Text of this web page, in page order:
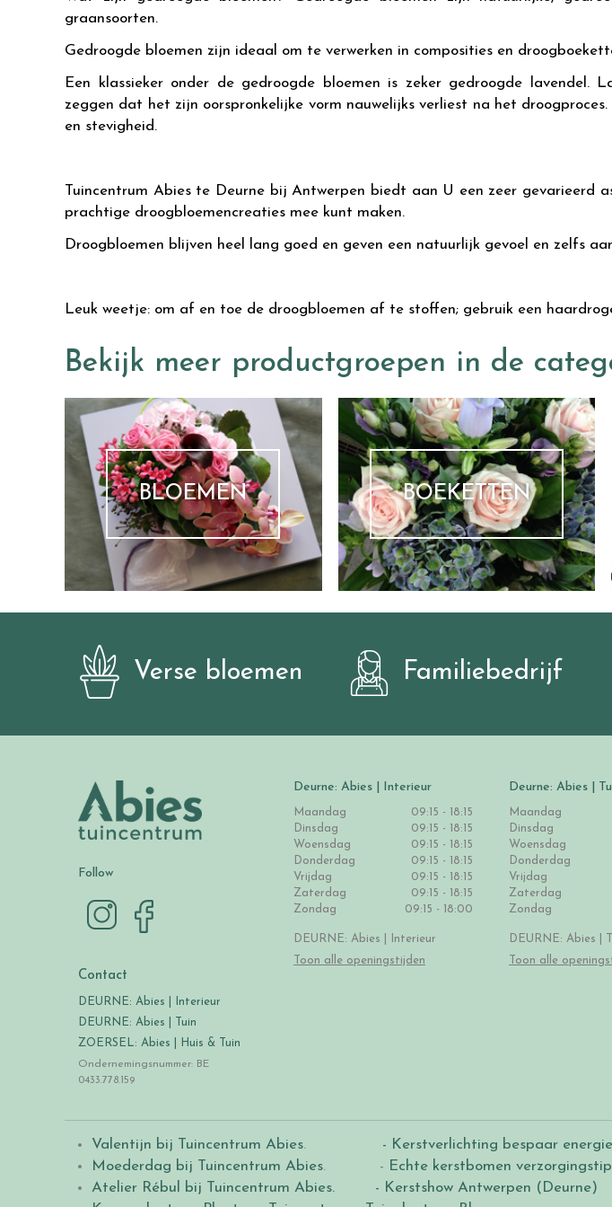
graansoorten.
Gedroogde bloemen zijn ideaal om te verwerken in composities en
Een klassieker onder de gedroogde bloemen is zeker gedroogde lavendel.
zeggen dat het zijn oorspronkelijke vorm nauwelijks verliest na het
en stevigheid.
Tuincentrum Abies te Deurne bij Antwerpen biedt aan U een zeer gevarieerd
prachtige droogbloemencreaties mee kunt maken.
Droogbloemen blijven heel lang goed en geven een natuurlijk gevoel en zelfs
Leuk weetje: om af en toe de droogbloemen af te stoffen; gebruik een
Bekijk meer productgroepen in de
BLOEMEN BOEKETTEN
Verse bloemen Familiebedrijf
Follow
Contact
DEURNE: Abies | Interieur
DEURNE: Abies | Tuin
ZOERSEL: Abies | Huis & Tuin
Ondernemingsnummer: BE
0433.778.159
Deurne: Abies | Interieur
Maandag
09:15 - 18:15
Dinsdag
09:15 - 18:15
Woensdag
09:15 - 18:15
Donderdag
09:15 - 18:15
Vrijdag
09:15 - 18:15
Zaterdag
09:15 - 18:15
Zondag
09:15 - 18:00
DEURNE: Abies | Interieur
Toon alle openingstijden
Deurne: Abies |
Maandag
Dinsdag
Woensdag
Donderdag
Vrijdag
Zaterdag
Zondag
DEURNE: Abies |
Toon alle
Valentijn bij Tuincentrum Abies.
- Kerstverlichting bespaar
Moederdag bij Tuincentrum Abies. - Echte kerstbomen
Atelier Rébul bij Tuincentrum Abies.
- Kerstshow Antwerpen (Deurne)